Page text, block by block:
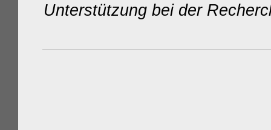
Unterstützung bei der